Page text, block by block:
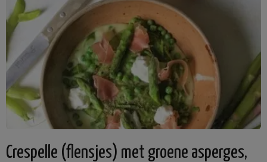
Crespelle (flensjes) met groene asperges,